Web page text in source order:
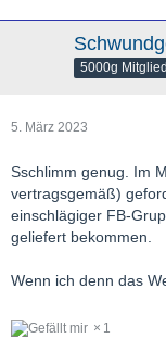
5000g Mitglied
5. März 2023
Sschlimm genug. Im
vertragsgemäß)
einschlägiger FB-
geliefert bekommen.
Wenn ich denn das
1